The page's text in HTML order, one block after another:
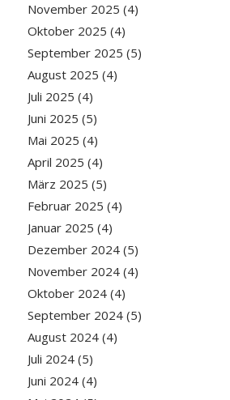
November 2025 (4)
Oktober 2025 (4)
September 2025 (5)
August 2025 (4)
Juli 2025 (4)
Juni 2025 (5)
Mai 2025 (4)
April 2025 (4)
März 2025 (5)
Februar 2025 (4)
Januar 2025 (4)
Dezember 2024(5)
November 2024(4)
Oktober 2024(4)
September 2024(5)
August 2024(4)
Juli 2024(5)
Juni 2024(4)